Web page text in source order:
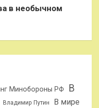
в необычном
Минобороны РФ
В
Владимир Путин В мире